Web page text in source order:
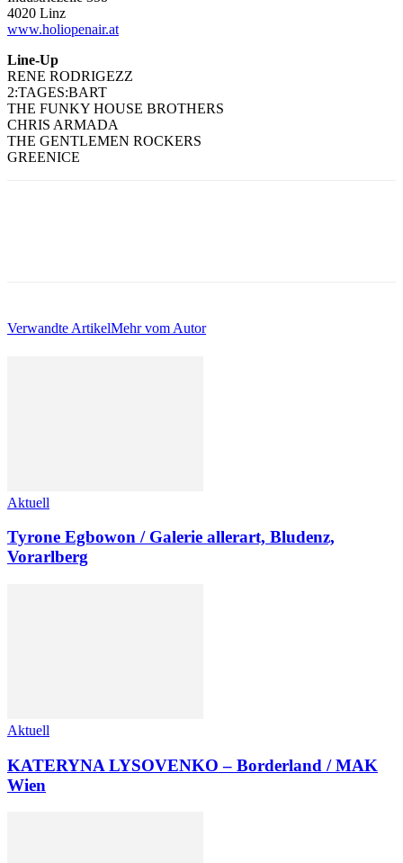
4020 Linz
www.holiopenair.at
Line-Up
RENE RODRIGEZZ
2:TAGES:BART
THE FUNKY HOUSE BROTHERS
CHRIS ARMADA
THE GENTLEMEN ROCKERS
GREENICE
Verwandte ArtikelMehr vom Autor
Aktuell
Tyrone Egbowon / Galerie allerart, Bludenz,
Vorarlberg
Aktuell
KATERYNA LYSOVENKO – Borderland / MAK
Wien